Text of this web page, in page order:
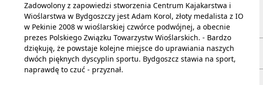
Zadowolony z zapowiedzi stworzenia Centrum Kajakarstwa i
Wioślarstwa w Bydgoszczy jest Adam Korol, złoty medalista z IO
w Pekinie 2008 w wioślarskiej czwórce podwójnej, a obecnie
prezes Polskiego Związku Towarzystw Wioślarskich. - Bardzo
dziękuję, że powstaje kolejne miejsce do uprawiania naszych
dwóch pięknych dyscyplin sportu. Bydgoszcz stawia na sport,
naprawdę to czuć - przyznał.